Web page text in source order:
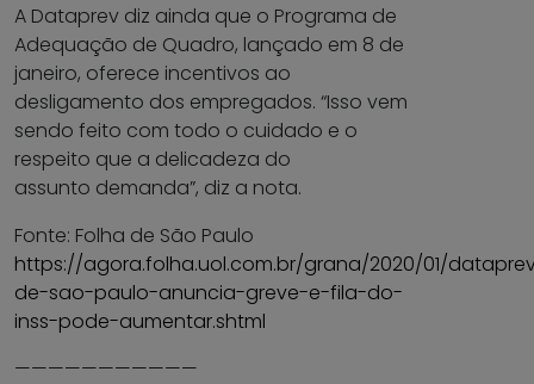
A Dataprev diz ainda que o Programa de
Adequação de Quadro, lançado em 8 de
janeiro, oferece incentivos ao
desligamento dos empregados. “Isso vem
sendo feito com todo o cuidado e o
respeito que a delicadeza do
assunto demanda”, diz a nota.
Fonte: Folha de São Paulo
https://agora.folha.uol.com.br/grana/2020/01/
de-sao-paulo-anuncia-greve-e-fila-do-
inss-pode-aumentar.shtml
———————————